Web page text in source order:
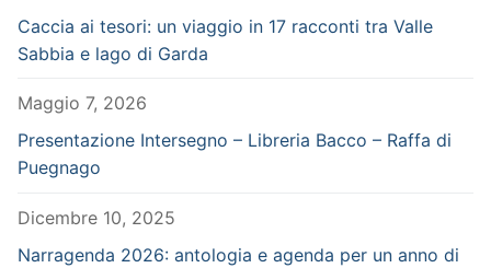
Caccia ai tesori: un viaggio in 17 racconti tra Valle
Sabbia e lago di Garda
Maggio 7, 2026
Presentazione Intersegno – Libreria Bacco – Raffa di
Puegnago
Dicembre 10, 2025
Narragenda 2026: antologia e agenda per un anno di